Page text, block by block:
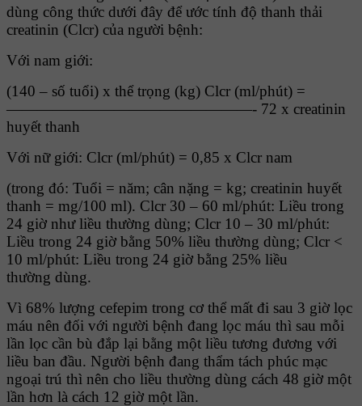
dùng công thức dưới đây để ước tính độ thanh thải
creatinin (Clcr) của người bệnh:
Với nam giới:
(140 – số tuổi) x thể trọng (kg) Clcr (ml/phút) =
————————————————- 72 x creatinin
huyết thanh
Với nữ giới: Clcr (ml/phút) = 0,85 x Clcr nam
(trong đó: Tuổi = năm; cân nặng = kg; creatinin huyết
thanh = mg/100 ml). Clcr 30 – 60 ml/phút: Liều trong
24 giờ như liều thường dùng; Clcr 10 – 30 ml/phút:
Liều trong 24 giờ bằng 50% liều thường dùng; Clcr <
10 ml/phút: Liều trong 24 giờ bằng 25% liều
thường dùng.
Vì 68% lượng cefepim trong cơ thể mất đi sau 3 giờ lọc
máu nên đối với người bệnh đang lọc máu thì sau mỗi
lần lọc cần bù đắp lại bằng một liều tương đương với
liều ban đầu. Người bệnh đang thẩm tách phúc mạc
ngoại trú thì nên cho liều thường dùng cách 48 giờ một
lần hơn là cách 12 giờ một lần.